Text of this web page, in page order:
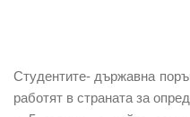
Студентите- държавна
работят в страната за